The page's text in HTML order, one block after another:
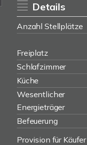
Details
Anzahl Stellplätze
Freiplatz
Schlafzimmer
Küche
Wesentlicher
Energieträger
Befeuerung
Provision für Käufer